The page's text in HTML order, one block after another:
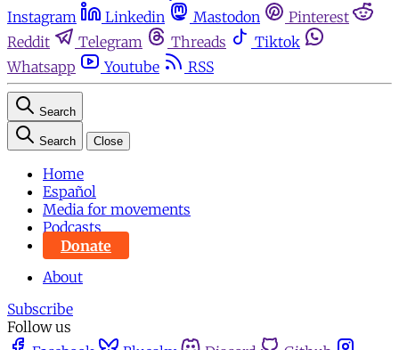
Instagram
Linkedin Mastodon
Pinterest
Reddit
Telegram Threads
Tiktok
Whatsapp
Youtube RSS
Search
Search Close
Home
Español
Media for movements
Podcasts
Donate
About
Subscribe
Follow us